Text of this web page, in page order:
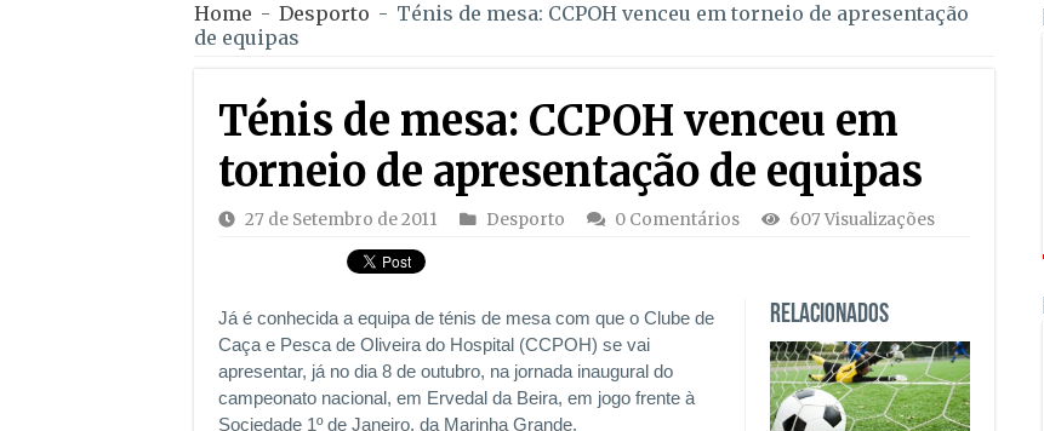
Home - Desporto - Ténis de mesa: CCPOH venceu em torneio de apresentação
de equipas
Ténis de mesa: CCPOH venceu em
torneio de apresentação de equipas
27 de Setembro de 2011 Desporto 0 Comentários 607 Visualizações
Relacionados
Já é conhecida a equipa de ténis de mesa com que o Clube de
Caça e Pesca de Oliveira do Hospital (CCPOH) se vai
apresentar, já no dia 8 de outubro, na jornada inaugural do
campeonato nacional, em Ervedal da Beira, em jogo frente à
Sociedade 1º de Janeiro, da Marinha Grande.